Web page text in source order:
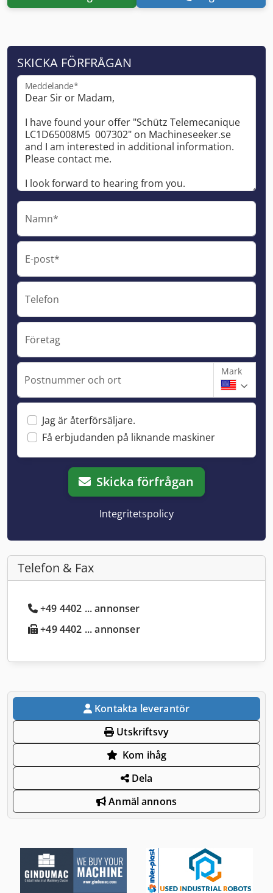
SKICKA FÖRFRÅGAN
Meddelande*
Namn*
E-post*
Telefon
Företag
Postnummer och ort
Mark
Jag är återförsäljare.
Få erbjudanden på liknande maskiner
Skicka förfrågan
Integritetspolicy
Telefon & Fax
+49 4402 ... annonser
+49 4402 ... annonser
Kontakta leverantör
Utskriftsvy
Kom ihåg
Dela
Anmäl annons